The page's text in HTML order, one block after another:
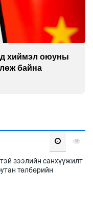
хиймэл оюуны
байна
зээлийн санхүүжилт
төлбөрийн